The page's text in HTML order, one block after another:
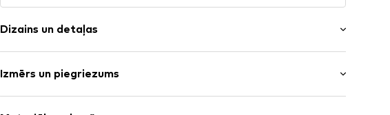
Dizains un detaļas
Adījumi
Apaļš izgriezums
Pogu rinda
Izmērs un piegriezums